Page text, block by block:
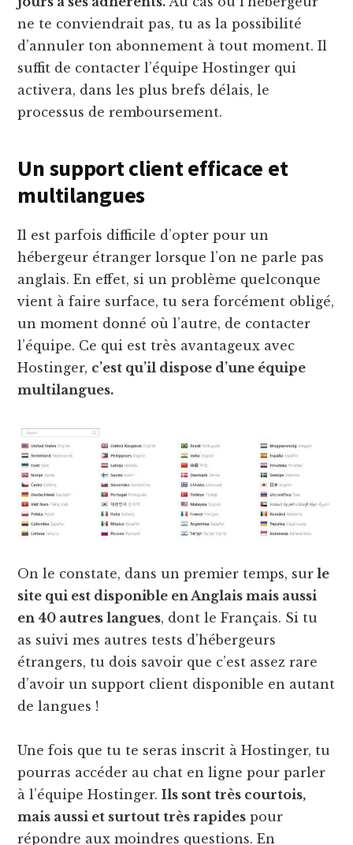
ne te conviendrait pas, tu as la possibilité
d’annuler ton abonnement à tout moment. Il
suffit de contacter l’équipe Hostinger qui
activera, dans les plus brefs délais, le
processus de remboursement.
Un support client efficace et
multilangues
Il est parfois difficile d’opter pour un
hébergeur étranger lorsque l’on ne parle pas
anglais. En effet, si un problème quelconque
vient à faire surface, tu sera forcément obligé,
un moment donné où l’autre, de contacter
l’équipe. Ce qui est très avantageux avec
Hostinger, c’est qu’il dispose d’une équipe
multilangues.
On le constate, dans un premier temps, sur le
site qui est disponible en Anglais mais aussi
en 40 autres langues, dont le Français. Si tu
as suivi mes autres tests d’hébergeurs
étrangers, tu dois savoir que c’est assez rare
d’avoir un support client disponible en autant
de langues !
Une fois que tu te seras inscrit à Hostinger, tu
pourras accéder au chat en ligne pour parler
à l’équipe Hostinger.Ils sont très courtois,
mais aussi et surtout très rapides pour
répondre aux moindres questions. En